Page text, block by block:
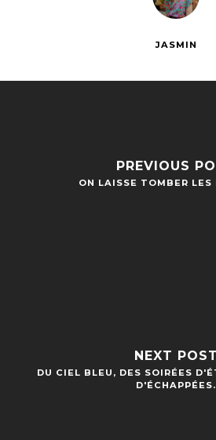
JASMIN
PREVIOUS
ON LAISSE TOMBER LES
NEXT POST
DU CIEL BLEU, DES SOIRÉES
D'ÉCHAPPÉES.